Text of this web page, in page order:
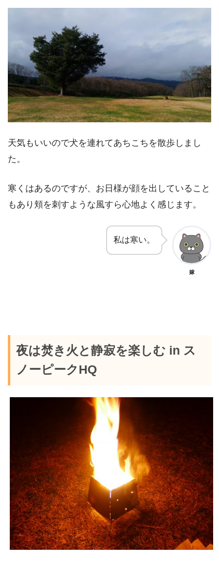
天気もいいので犬を連れてあちこちを散歩しまし
た。
寒くはあるのですが、お日様が顔を出していること
もあり頬を刺すような風すら心地よく感じます。
私は寒い。
嫁
夜は焚き火と静寂を楽しむ in ス
ノーピークHQ